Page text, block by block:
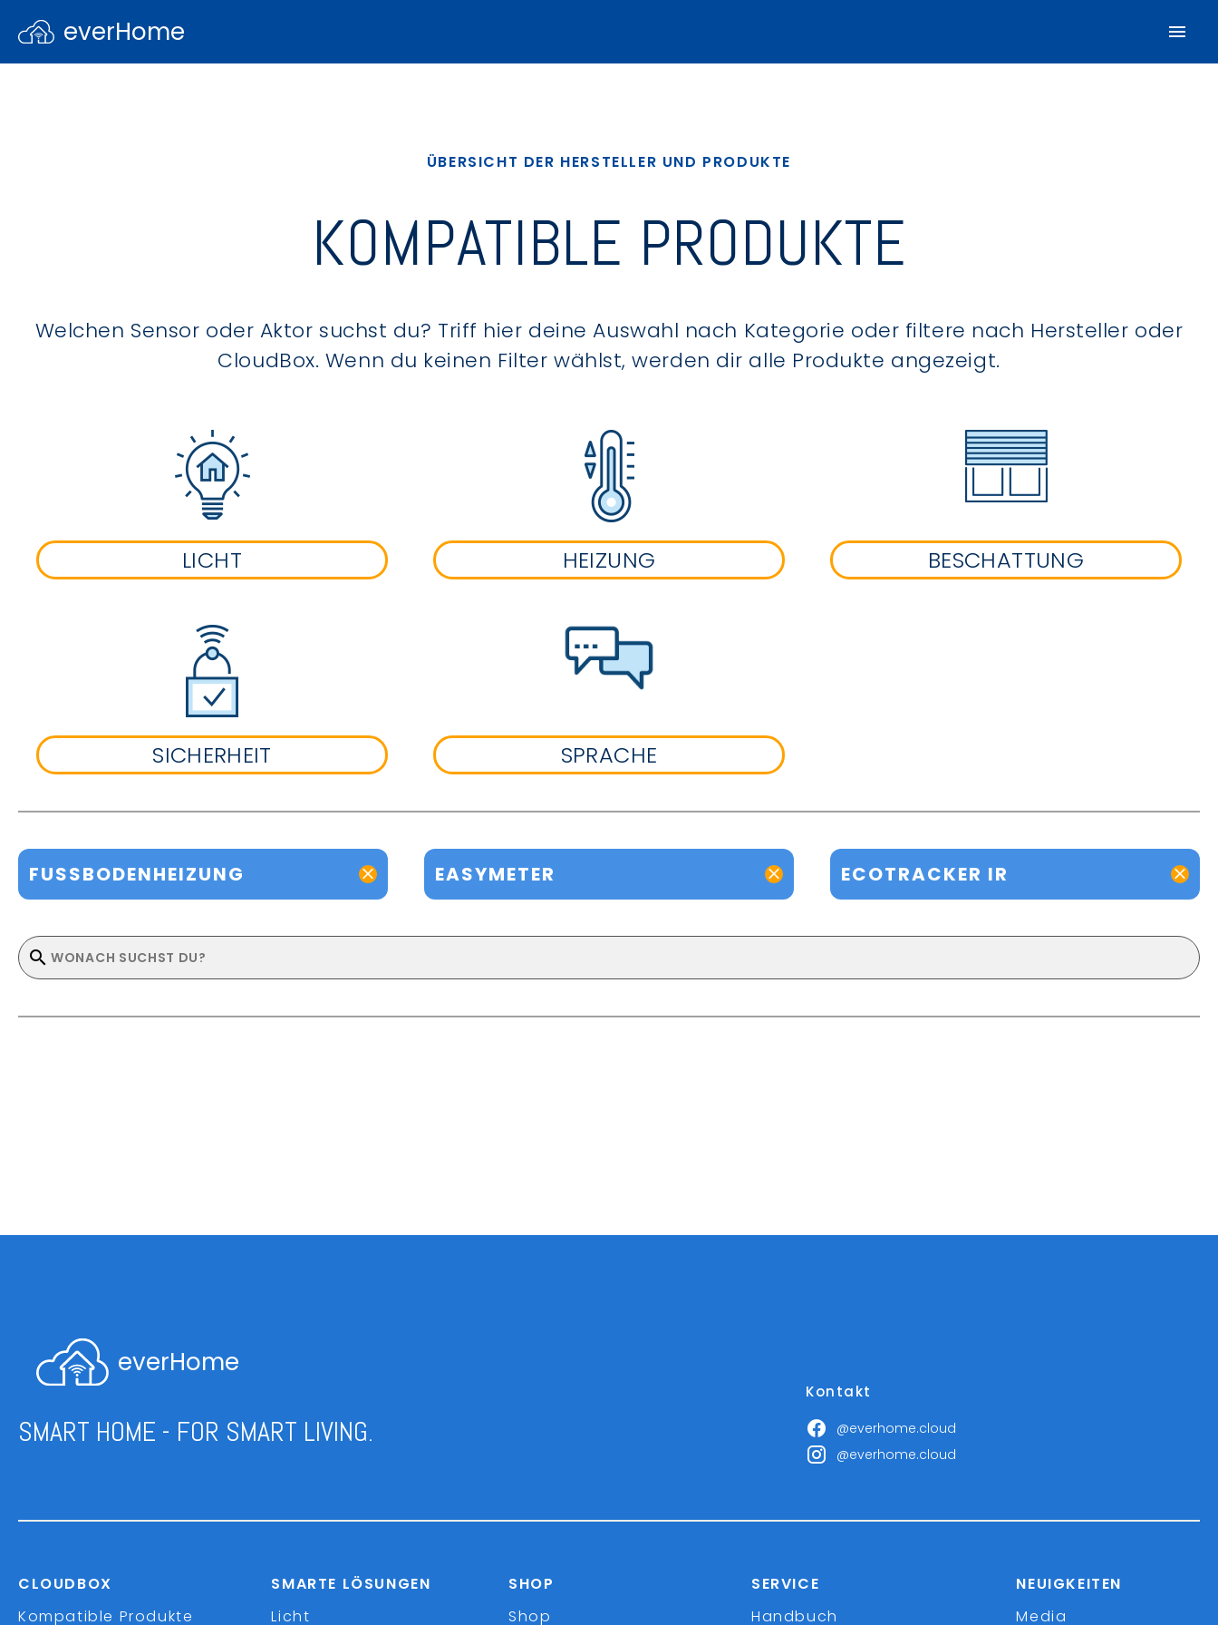
everHome
ÜBERSICHT DER HERSTELLER UND PRODUKTE
KOMPATIBLE PRODUKTE
Welchen Sensor oder Aktor suchst du? Triff hier deine Auswahl nach Kategorie oder filtere nach Hersteller oder
CloudBox. Wenn du keinen Filter wählst, werden dir alle Produkte angezeigt.
LICHT HEIZUNG BESCHATTUNG
SICHERHEIT SPRACHE
FUSSBODENHEIZUNG EASYMETER ECOTRACKER IR
everHome
SMART HOME - FOR SMART LIVING.
Kontakt
@everhome.cloud
@everhome.cloud
CLOUDBOX
Kompatible Produkte
SMARTE LÖSUNGEN
Licht
SHOP
Shop
SERVICE
Handbuch
NEUIGKEITEN
Media